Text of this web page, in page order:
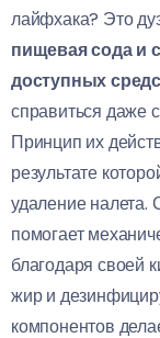
лайфхака? Это
пищевая сода и
доступных
справиться даже
Принцип их
результате
удаление налета.
помогает
благодаря своей
жир и
компонентов